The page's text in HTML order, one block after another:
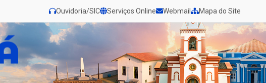
Ouvidoria/SIC Serviços Online Webmail Mapa do Site